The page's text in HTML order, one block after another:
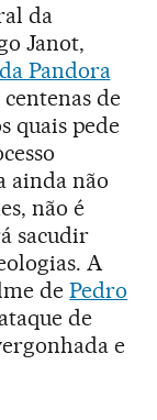
da
Janot,
Pandora
de
quais pede
ainda não
não é
sacudir
A
dePedro
de
e